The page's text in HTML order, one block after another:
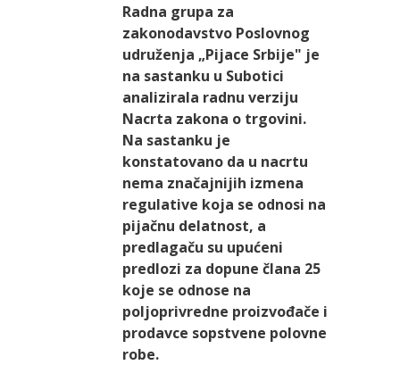
Radna grupa za
zakonodavstvo Poslovnog
udruženja „Pijace Srbije" je
na sastanku u Subotici
analizirala radnu verziju
Nacrta zakona o trgovini.
Na sastanku je
konstatovano da u nacrtu
nema značajnijih izmena
regulative koja se odnosi na
pijačnu delatnost, a
predlagaču su upućeni
predlozi za dopune člana 25
koje se odnose na
poljoprivredne proizvođače i
prodavce sopstvene polovne
robe.